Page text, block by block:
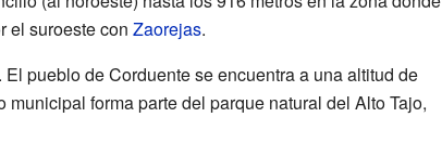
el suroeste con Zaorejas.
pueblo de Corduente se encuentra a una altitud de
forma parte del parque natural del Alto Tajo,